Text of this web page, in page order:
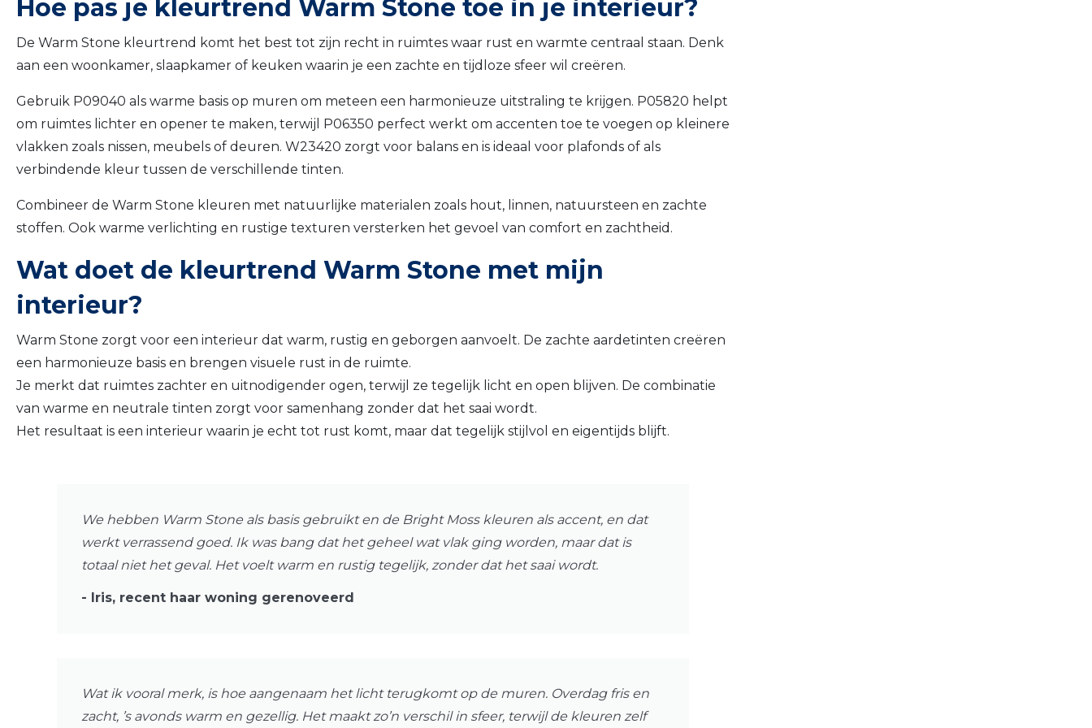
Hoe pas je kleurtrend Warm Stone toe in je interieur?
De Warm Stone kleurtrend komt het best tot zijn recht in ruimtes waar rust en warmte centraal staan. Denk
aan een woonkamer, slaapkamer of keuken waarin je een zachte en tijdloze sfeer wil creëren.
Gebruik P09040 als warme basis op muren om meteen een harmonieuze uitstraling te krijgen. P05820 helpt
om ruimtes lichter en opener te maken, terwijl P06350 perfect werkt om accenten toe te voegen op kleinere
vlakken zoals nissen, meubels of deuren. W23420 zorgt voor balans en is ideaal voor plafonds of als
verbindende kleur tussen de verschillende tinten.
Combineer de Warm Stone kleuren met natuurlijke materialen zoals hout, linnen, natuursteen en zachte
stoffen. Ook warme verlichting en rustige texturen versterken het gevoel van comfort en zachtheid.
Wat doet de kleurtrend Warm Stone met mijn
interieur?
Warm Stone zorgt voor een interieur dat warm, rustig en geborgen aanvoelt. De zachte aardetinten creëren
een harmonieuze basis en brengen visuele rust in de ruimte.
Je merkt dat ruimtes zachter en uitnodigender ogen, terwijl ze tegelijk licht en open blijven. De combinatie
van warme en neutrale tinten zorgt voor samenhang zonder dat het saai wordt.
Het resultaat is een interieur waarin je echt tot rust komt, maar dat tegelijk stijlvol en eigentijds blijft.
We hebben Warm Stone als basis gebruikt en de Bright Moss kleuren als accent, en dat
werkt verrassend goed. Ik was bang dat het geheel wat vlak ging worden, maar dat is
totaal niet het geval. Het voelt warm en rustig tegelijk, zonder dat het saai wordt.
- Iris, recent haar woning gerenoveerd
Wat ik vooral merk, is hoe aangenaam het licht terugkomt op de muren. Overdag fris en
zacht, ’s avonds warm en gezellig. Het maakt zo’n verschil in sfeer, terwijl de kleuren zelf